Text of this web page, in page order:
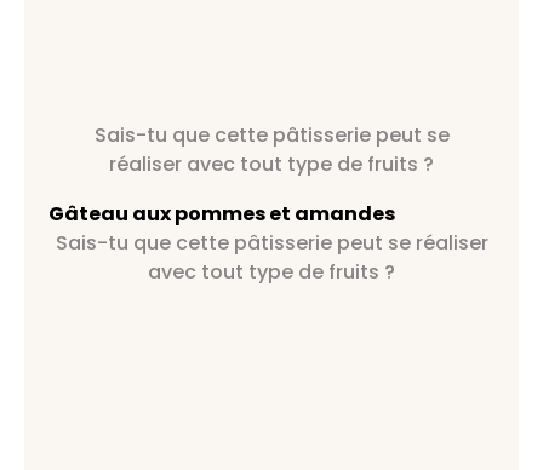
Sais-tu que cette pâtisserie peut se
réaliser avec tout type de fruits ?
Gâteau aux pommes et amandes
Sais-tu que cette pâtisserie peut se réaliser
avec tout type de fruits ?